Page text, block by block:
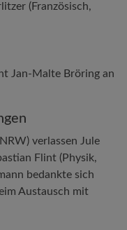
(Französisch,
Jan-Malte Bröring an
verlassen Jule
Flint (Physik,
bedankte sich
Austausch mit